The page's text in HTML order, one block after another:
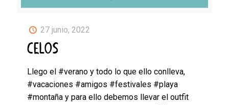
27 junio, 2022
CELOS
Llego el #verano y todo lo que ello conlleva,
#vacaciones #amigos #festivales #playa
#montaña y para ello debemos llevar el outfit